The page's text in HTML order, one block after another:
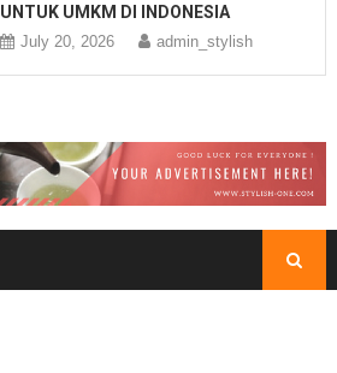
UNTUK UMKM DI INDONESIA
July 20, 2026 admin_stylish